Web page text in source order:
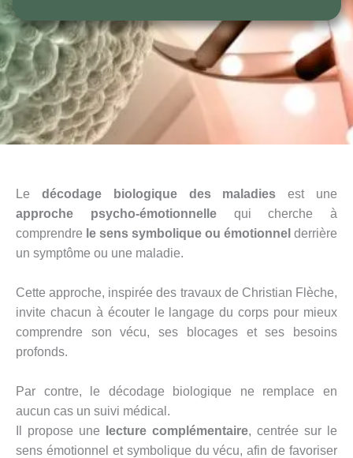
Le décodage biologique des maladies est une
approche psycho-émotionnellequi cherche à
comprendre le sens symbolique ou émotionnel derrière
un symptôme ou une maladie.
Cette approche, inspirée des travaux de Christian Flèche,
invite chacun à écouter le langage du corps pour mieux
comprendre son vécu, ses blocages et ses besoins
profonds.
Par contre, le décodage biologique ne remplace en
aucun cas un suivi médical.
Il propose une
lecture complémentaire, centrée sur le
sens émotionnel et symbolique du vécu, afin de favoriser